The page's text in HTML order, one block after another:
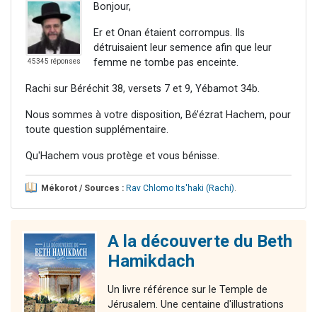
45345 réponses
Bonjour,
Er et Onan étaient corrompus. Ils
détruisaient leur semence afin que leur
femme ne tombe pas enceinte.
Rachi sur Béréchit 38, versets 7 et 9, Yébamot 34b.
Nous sommes à votre disposition, Bé’ézrat Hachem, pour
toute question supplémentaire.
Qu'Hachem vous protège et vous bénisse.
Mékorot / Sources : Rav Chlomo Its'haki (Rachi).
A la découverte du Beth
Hamikdach
Un livre référence sur le Temple de
Jérusalem. Une centaine d'illustrations